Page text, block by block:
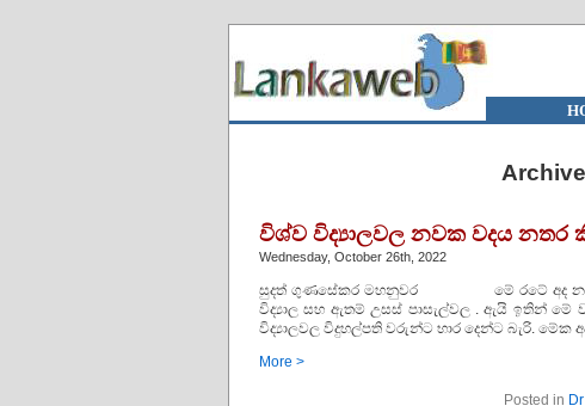
විශ්ව විද්‍යාලවල නවක වදය නතර
Wednesday, October 26th, 2022
සුදත් ගුණසේකර මහනුවර මේ රටේ අද නවක
විද්‍යාල සහ ඇතම් උසස් පාසැල්වල . ඇයි ඉතින්
විද්‍යාලවල විදුහල්පති වරුන්ට භාර දෙන්ට බැරි.
More >
Posted in